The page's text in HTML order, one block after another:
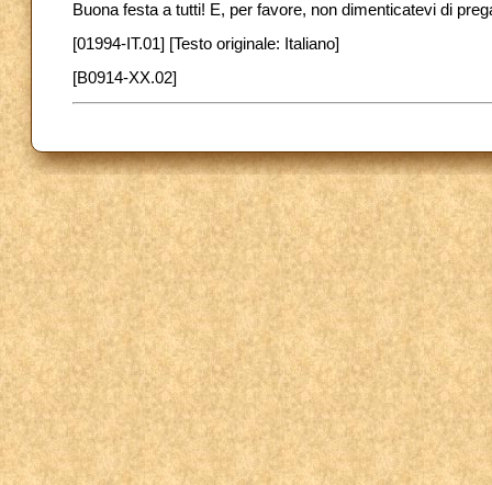
Buona festa a tutti! E, per favore, non dimenticatevi di
[01994-IT.01] [Testo originale: Italiano]
[B0914-XX.02]